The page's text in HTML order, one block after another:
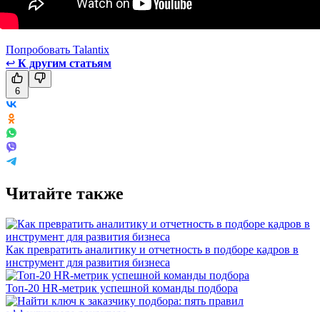
Попробовать Talantix
↩ К другим статьям
6
Читайте также
Как превратить аналитику и отчетность в подборе кадров в
инструмент для развития бизнеса
Топ-20 HR-метрик успешной команды подбора